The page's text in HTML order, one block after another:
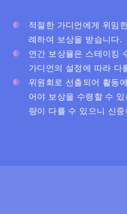
적절한 가디언에게 위임
례하여 보상을 받습니다.
연간 보상율은 스테이킹
가디언의 설정에 따라 다
위원회로 선출되어 활동
어야 보상을 수령할 수
량이 다를 수 있으니 신